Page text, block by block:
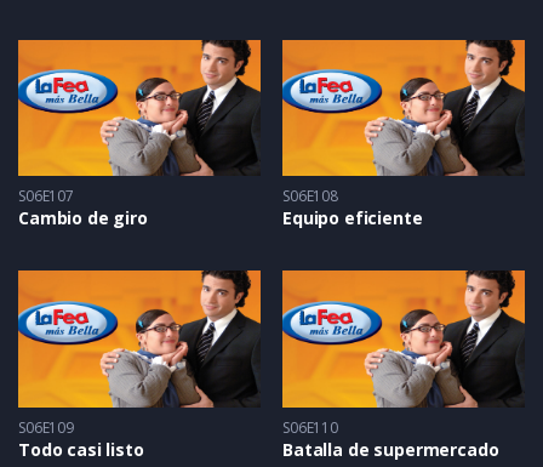
S06E107
Cambio de giro
S06E108
Equipo eficiente
S06E109
Todo casi listo
S06E110
Batalla de supermercado